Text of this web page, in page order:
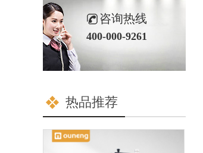
咨询热线
400-000-9261
热品推荐